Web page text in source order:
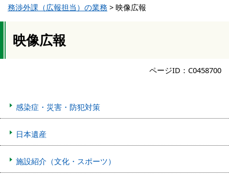
務渉外課（広報担当）の業務 > 映像広報
映像広報
ページID：C0458700
感染症・災害・防犯対策
日本遺産
施設紹介（文化・スポーツ）